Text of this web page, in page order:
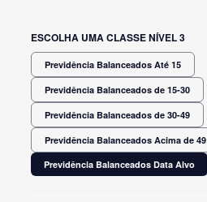
ESCOLHA UMA CLASSE NÍVEL 3
Previdência Balanceados Até 15
Previdência Balanceados de 15-30
Previdência Balanceados de 30-49
Previdência Balanceados Acima de 49
Previdência Balanceados Data Alvo